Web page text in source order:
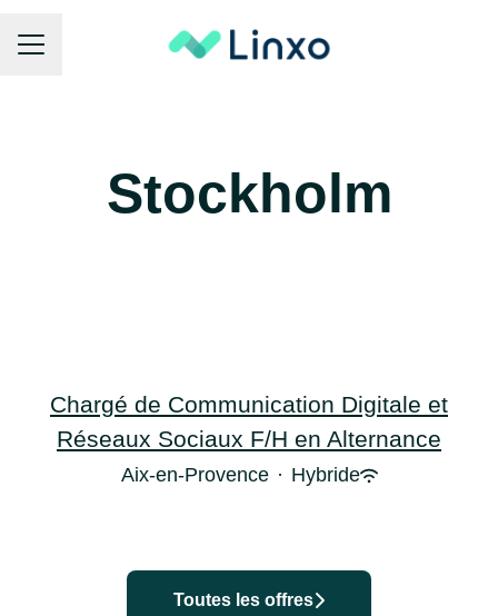
Menu carrière
Stockholm
Chargé de Communication Digitale et
Réseaux Sociaux F/H en Alternance
Aix-en-Provence · Hybride
Toutes les offres